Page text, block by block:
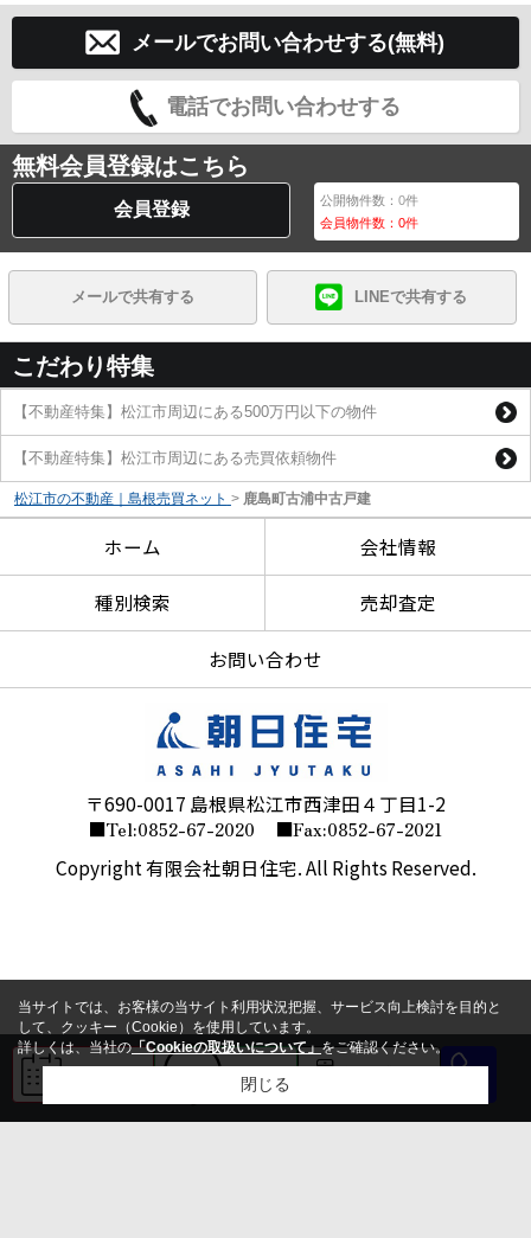
メールでお問い合わせする(無料)
電話でお問い合わせする
無料会員登録はこちら
会員登録 公開物件数：0件
会員物件数：0件
メールで共有する LINEで共有する
こだわり特集
【不動産特集】松江市周辺にある500万円以下の物件
【不動産特集】松江市周辺にある売買依頼物件
松江市の不動産｜島根売買ネット > 鹿島町古浦中古戸建
来店予約 LINE 会員登録
ホーム 会社情報
種別検索 売却査定
お問い合わせ
〒690-0017 島根県松江市西津田４丁目1-2
■Tel:0852-67-2020 ■Fax:0852-67-2021
Copyright 有限会社朝日住宅. All Rights Reserved.
当サイトでは、お客様の当サイト利用状況把握、サービス向上検討を目的と
して、クッキー（Cookie）を使用しています。
詳しくは、当社の「Cookieの取扱いについて」をご確認ください。
閉じる